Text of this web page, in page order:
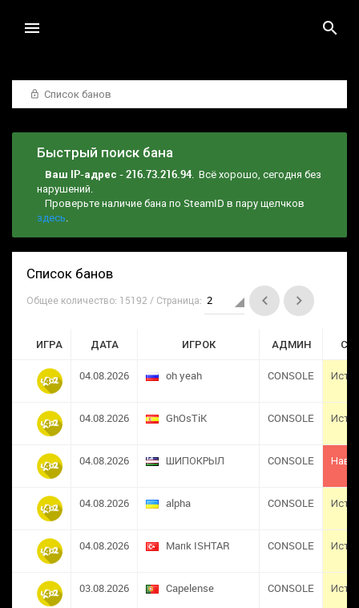
Список банов
Быстрый поиск бана
Ваш IP-адрес - 216.73.216.94. Всё хорошо, сегодня без
нарушений.
Проверьте наличие бана по SteamID в пару щелчков
здесь.
Список банов
Общее количество: 15192 / Страница:
ИГРА ДАТА ИГРОК АДМИН
04.08.2026 oh yeah CONSOLE Истек
04.08.2026 GhOsTiK CONSOLE Истек
04.08.2026 ШИПОКРЫЛ CONSOLE
04.08.2026 alpha CONSOLE Истек
04.08.2026 Marık ISHTAR CONSOLE Истек
03.08.2026 Capelense CONSOLE Истек